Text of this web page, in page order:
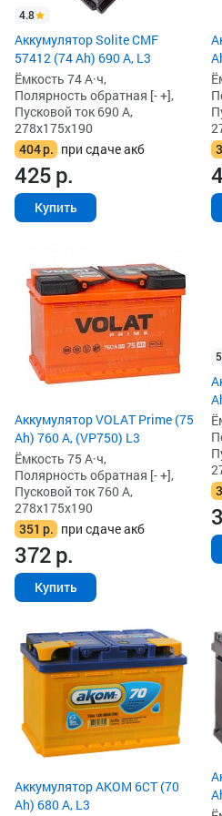
4.8
Аккумулятор Solite CMF
57412 (74 Ah) 690 А, L3
Ёмкость 74 А·ч,
Полярность обратная [- +],
Пусковой ток 690 А,
278x175x190
404р. при сдаче акб
425р.
Купить
Аккумулятор VOLAT Prime (75
Ah) 760 А, (VP750) L3
Ёмкость 75 А·ч,
Полярность обратная [- +],
Пусковой ток 760 А,
278x175x190
351 р. при сдаче акб
372р.
Купить
Аккумулятор AKOM 6СТ (70
Ah) 680 А, L3